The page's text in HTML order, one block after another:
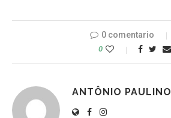
0 comentario
0
ANTÔNIO PAULINO